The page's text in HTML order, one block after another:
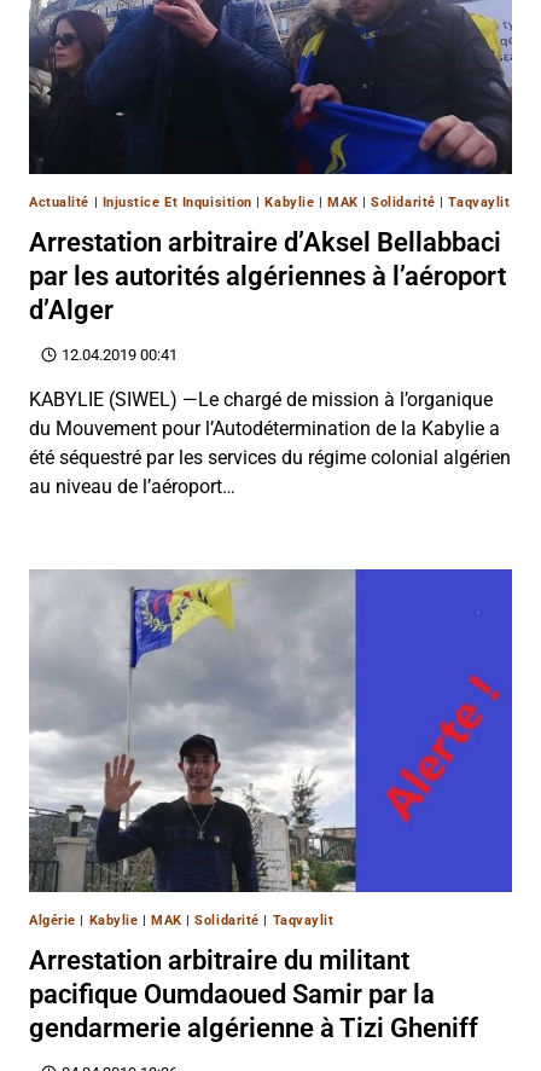
Actualité Injustice Et Inquisition Kabylie MAK |Solidarité |Taqvaylit
Arrestation arbitraire d’Aksel Bellabbaci
par les autorités algériennes à l’aéroport
d’Alger
12.04.2019 00:41
KABYLIE (SIWEL) —Le chargé de mission à l’organique
du Mouvement pour l’Autodétermination de la Kabylie a
été séquestré par les services du régime colonial algérien
au niveau de l’aéroport…
Algérie | Kabylie |MAK |Solidarité | Taqvaylit
Arrestation arbitraire du militant
pacifique Oumdaoued Samir par la
gendarmerie algérienne à Tizi Gheniff